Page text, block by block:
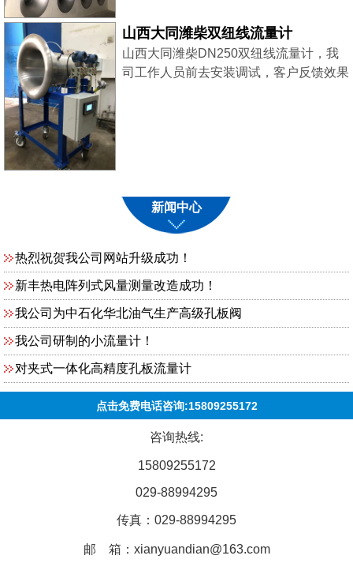
山西大同潍柴双纽线流量计
山西大同潍柴DN250双纽线流量计，我
司工作人员前去安装调试，客户反馈效果
新闻中心
热烈祝贺我公司网站升级成功！
新丰热电阵列式风量测量改造成功！
我公司为中石化华北油气生产高级孔板阀
我公司研制的小流量计！
对夹式一体化高精度孔板流量计
点击免费电话咨询:15809255172
咨询热线:
15809255172
029-88994295
传真：029-88994295
邮 箱：xianyuandian@163.com